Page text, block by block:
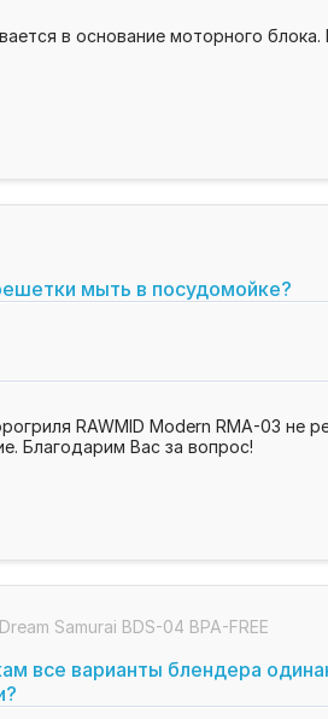
в основание моторного блока.
мыть в посудомойке?
RAWMID Modern RMA-03 не
Благодарим Вас за вопрос!
Samurai BDS-04 BPA-FREE
все варианты блендера